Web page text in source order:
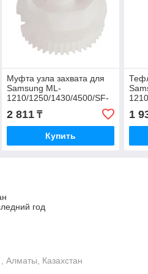
4500/4600/Phaser
Муфта узла захвата для
Samsung ML-
1210/1250/1430/4500/SF-
531P/Phaser 3110/3210
(JC75-00056A)
2 811₸
Купить
1
год
Алматы, Казахстан